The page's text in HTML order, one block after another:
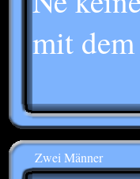
mit
Zwei Männer